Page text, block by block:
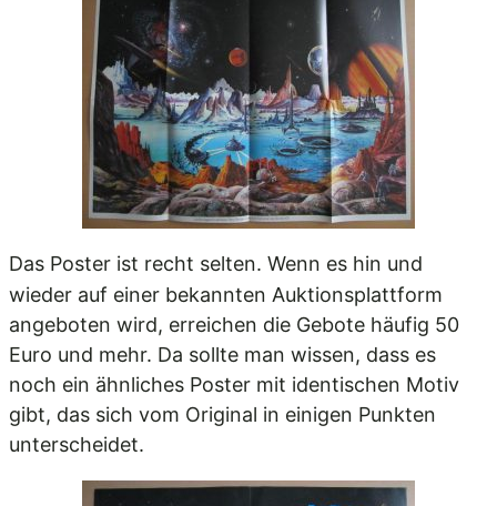
Das Poster ist recht selten. Wenn es hin und
wieder auf einer bekannten Auktionsplattform
angeboten wird, erreichen die Gebote häufig 50
Euro und mehr. Da sollte man wissen, dass es
noch ein ähnliches Poster mit identischen Motiv
gibt, das sich vom Original in einigen Punkten
unterscheidet.